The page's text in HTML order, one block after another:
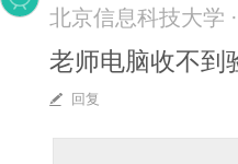
北京信息科技大学 ·
老师电脑收不到
回复